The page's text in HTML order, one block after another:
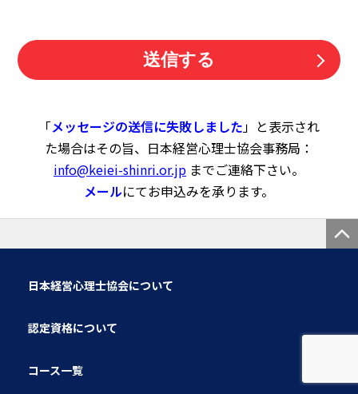
「メッセージの送信に失敗しました 」と表示され
た場合はその旨、日本経営心理士協会事務局：
info@keiei-shinri.or.jp までご連絡下さい。
メールにてお申込みを承ります。
日本経営心理士協会について
認定資格について
コース一覧